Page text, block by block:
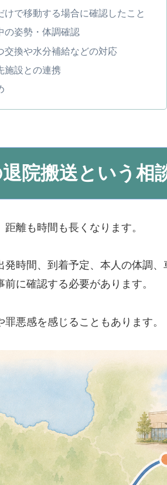
けで移動する場合に確認したこと
の姿勢・体調確認
交換や水分補給などの対応
施設との連携
院搬送という相
離も時間も長くなります。
時間、到着予定、本人の体調
に確認する必要があります。
悪感を感じることもあります。